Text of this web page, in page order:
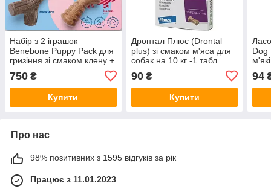
Набір з 2 іграшок
Benebone Puppy Pack для
гризіння зі смаком клену +
бекону для цуценят вагою
до 7 кг
750 ₴
Купити
Дронтал Плюс (Drontal
plus) зі смаком м'яса для
собак на 10 кг -1 табл
90₴
Купити
Dog
94
Про нас
98% позитивних з 1595 відгуків за рік
Працює з 11.01.2023